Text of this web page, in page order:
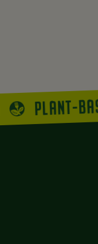
PLANT-